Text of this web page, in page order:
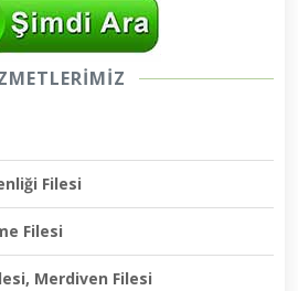
Filesi
Filesi
Merdiven Filesi